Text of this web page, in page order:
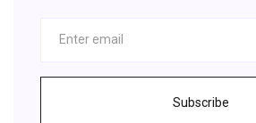
Subscribe